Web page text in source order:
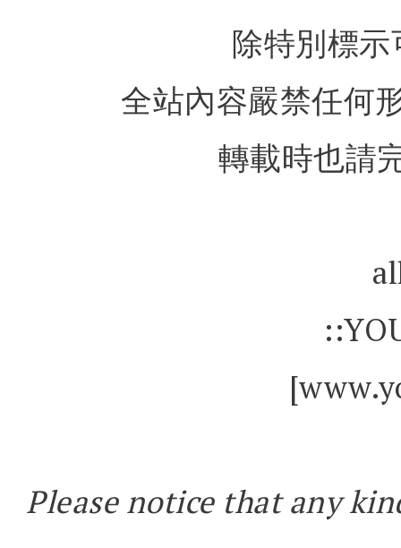
除特別標
全站內容嚴禁任何
轉載時也請
Please notice that any